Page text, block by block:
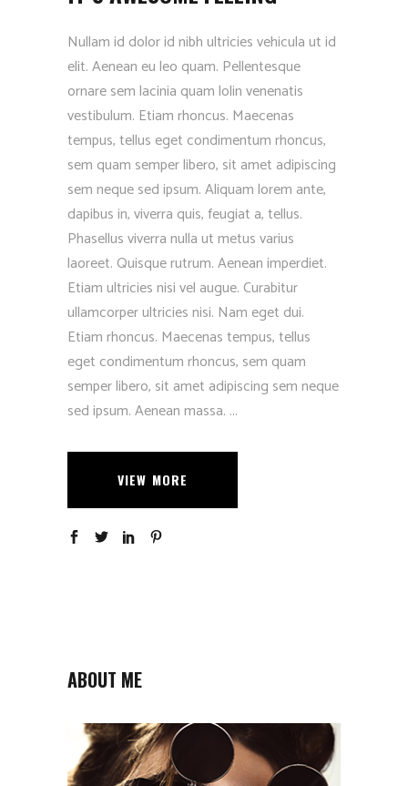
Nullam id dolor id nibh ultricies vehicula ut id
elit. Aenean eu leo quam. Pellentesque
ornare sem lacinia quam lolin venenatis
vestibulum. Etiam rhoncus. Maecenas
tempus, tellus eget condimentum rhoncus,
sem quam semper libero, sit amet adipiscing
sem neque sed ipsum. Aliquam lorem ante,
dapibus in, viverra quis, feugiat a, tellus.
Phasellus viverra nulla ut metus varius
laoreet. Quisque rutrum. Aenean imperdiet.
Etiam ultricies nisi vel augue. Curabitur
ullamcorper ultricies nisi. Nam eget dui.
Etiam rhoncus. Maecenas tempus, tellus
eget condimentum rhoncus, sem quam
semper libero, sit amet adipiscing sem neque
sed ipsum. Aenean massa.
VIEW MORE
ABOUT ME